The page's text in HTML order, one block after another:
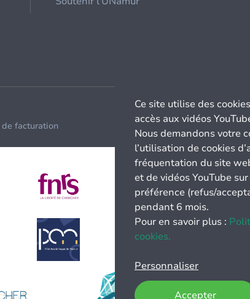
facturation
Ce site utilise des
accès aux vidéos
Nous demandons votre
l’utilisation de cookies
fréquentation du site
et de vidéos YouTube
préférence (refus/
pendant 6 mois.
Pour en savoir plus :
cookies.
Personnaliser
Accepter